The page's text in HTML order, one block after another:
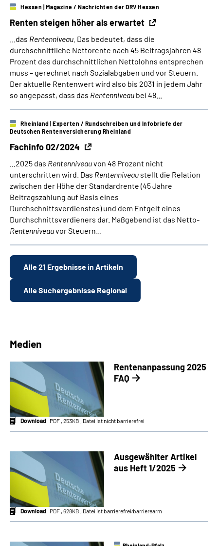
Renten steigen höher als erwartet
Hessen | Magazine / Nachrichten der DRV Hessen
...das Rentenniveau . Das bedeutet, dass die
durchschnittliche Nettorente nach 45 Beitragsjahren 48
Prozent des durchschnittlichen Nettolohns entsprechen
muss – gerechnet nach Sozialabgaben und vor Steuern.
Der aktuelle Rentenwert wird also bis 2031 in jedem Jahr
so angepasst, dass das Rentenniveau bei 48...
Fachinfo 02/2024
Rheinland | Experten / Rundschreiben und Infobriefe der
Deutschen Rentenversicherung Rheinland
...2025 das Rentenniveauvon 48 Prozent nicht
unterschritten wird. Das Rentenniveau stellt die Relation
zwischen der Höhe der Standardrente (45 Jahre
Beitragszahlung auf Basis eines
Durchschnittsverdienstes) und dem Entgelt eines
Durchschnittsverdieners dar. Maßgebend ist das Netto-
Rentenniveauvor Steuern...
Alle 21 Ergebnisse in Artikeln
Alle Suchergebnisse Regional
Medien
Rentenanpassung 2025
FAQ
Download PDF , 253KB , Datei ist nicht barrierefrei
Ausgewählter Artikel
aus Heft 1/2025
Download PDF , 628KB , Datei ist barrierefrei⁄barrierearm